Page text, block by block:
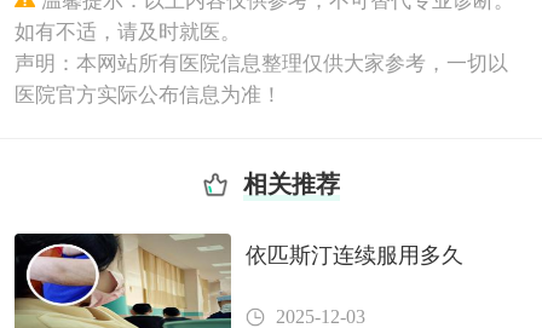
如有不适，请及时就医。
声明：本网站所有医院信息整理仅供大家参考，一切以
医院官方实际公布信息为准！
相关推荐
依匹斯汀连续服用多久
2025-12-03